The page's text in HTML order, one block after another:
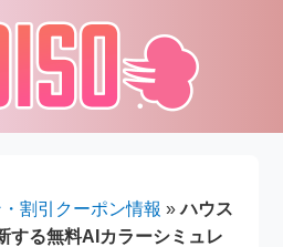
割引クーポン情報 »ハウス
する無料AIカラーシミュレ